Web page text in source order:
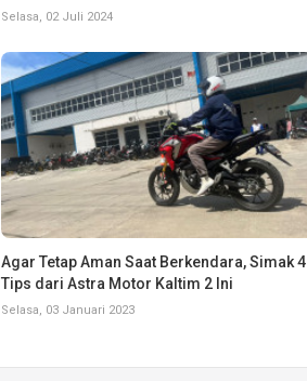
Selasa, 02 Juli 2024
Agar Tetap Aman Saat Berkendara, Simak 4
Tips dari Astra Motor Kaltim 2 Ini
Selasa, 03 Januari 2023